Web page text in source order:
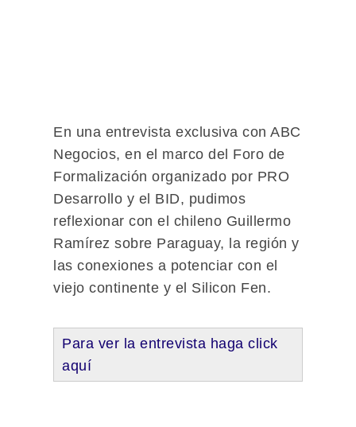
En una entrevista exclusiva con ABC
Negocios, en el marco del Foro de
Formalización organizado por PRO
Desarrollo y el BID, pudimos
reflexionar con el chileno Guillermo
Ramírez sobre Paraguay, la región y
las conexiones a potenciar con el
viejo continente y el Silicon Fen.
Para ver la entrevista haga click
aquí